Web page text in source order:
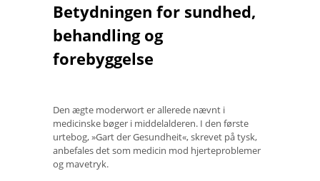
Betydningen for sundhed,
behandling og
forebyggelse
Den ægte moderwort er allerede nævnt i
medicinske bøger i middelalderen. I den første
urtebog, »Gart der Gesundheit«, skrevet på tysk,
anbefales det som medicin mod hjerteproblemer
og mavetryk.